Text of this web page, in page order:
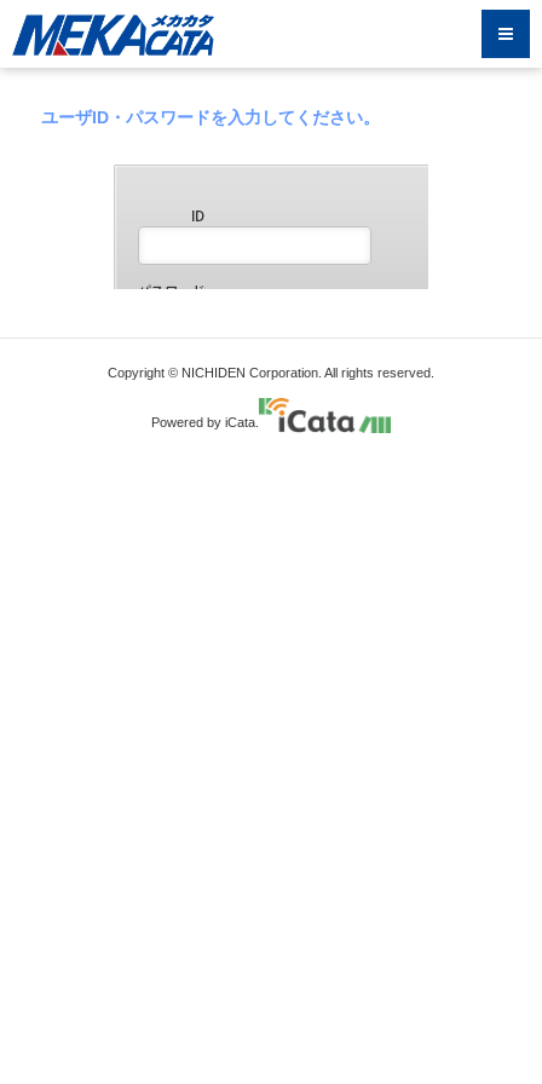
ユーザID・パスワードを入力してください。
Copyright © NICHIDEN Corporation. All rights reserved.
Powered by iCata.